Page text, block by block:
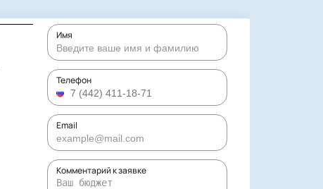
Имя
Телефон
Email
Комментарий к заявке